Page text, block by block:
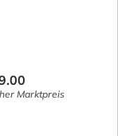
Marktpreis